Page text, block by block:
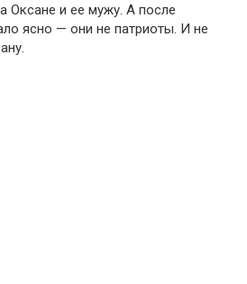
Оксане и ее мужу. А после
ясно — они не патриоты. И не